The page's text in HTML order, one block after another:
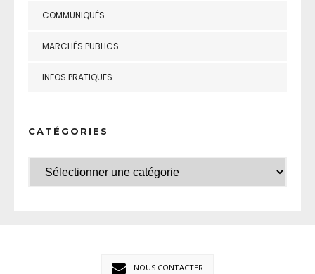
COMMUNIQUÉS
MARCHÉS PUBLICS
INFOS PRATIQUES
CATÉGORIES
NOUS CONTACTER